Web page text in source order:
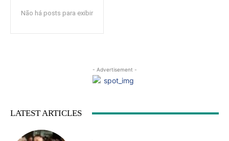
Não há posts para exibir
- Advertisement -
LATEST ARTICLES